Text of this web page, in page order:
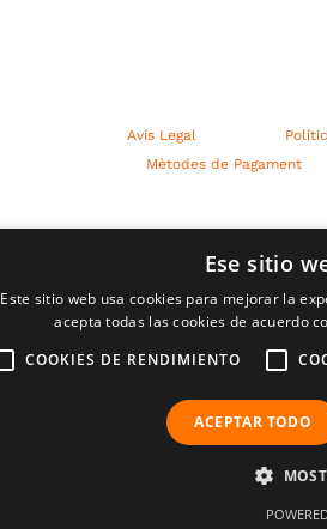
Avís Legal
Mètodes de Pagament
Ese sitio
Este sitio web usa cookies para mejorar la
acepta todas las cookies de acuerdo
COOKIES DE RENDIMIENTO
ACEPTAR TODO